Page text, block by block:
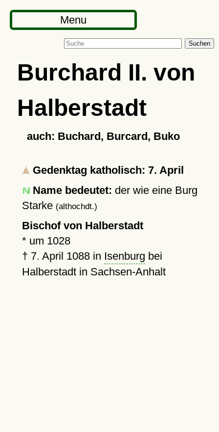
Menu
Suchen
Burchard II. von
Halberstadt
auch: Buchard, Burcard, Buko
Gedenktag katholisch: 7. April
Name bedeutet: der wie eine Burg
Starke (althochdt.)
Bischof von Halberstadt
* um 1028
† 7. April 1088in Isenburg bei
Halberstadt in Sachsen-Anhalt